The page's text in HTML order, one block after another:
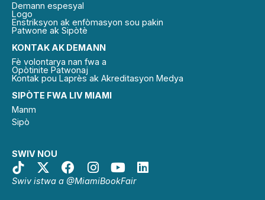
SIPÒTE FWA LIV MIAMI
Manm
Sipò
SWIV NOU
Swiv istwa a @MiamiBookFair
KONTAK AK DEMANN
Fè volontarya nan fwa a
Opòtinite Patwonaj
Kontak pou Laprès ak Akreditasyon Medya
Demann espesyal
Logo
Enstriksyon ak enfòmasyon sou pakin
Patwone ak Sipòtè